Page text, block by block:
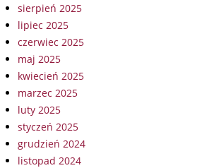
sierpień 2025
lipiec 2025
czerwiec 2025
maj 2025
kwiecień 2025
marzec 2025
luty 2025
styczeń 2025
grudzień 2024
listopad 2024